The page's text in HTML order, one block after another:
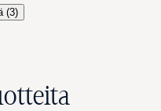
(3)